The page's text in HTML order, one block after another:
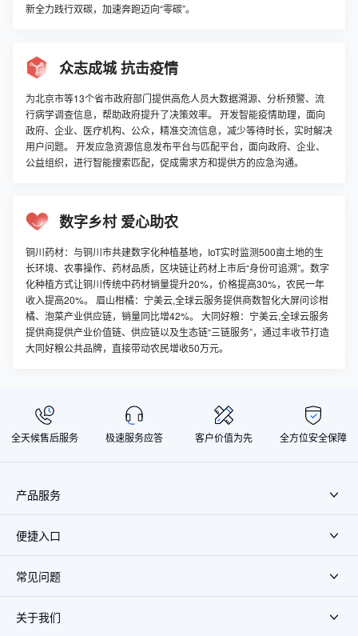
新全力践行双碳，加速奔跑迈向“零碳”。
众志成城 抗击疫情
为北京市等13个省市政府部门提供高危人员大数据溯源、分析预警、流
行病学调查信息，帮助政府提升了决策效率。 开发智能疫情助理，面向
政府、企业、医疗机构、公众，精准交流信息，减少等待时长，实时解决
用户问题。 开发应急资源信息发布平台与匹配平台，面向政府、企业、
公益组织，进行智能搜索匹配，促成需求方和提供方的应急沟通。
数字乡村 爱心助农
铜川药材：与铜川市共建数字化种植基地，IoT实时监测500亩土地的生
长环境、农事操作、药材品质，区块链让药材上市后“身份可追溯”。数字
化种植方式让铜川传统中药材销量提升20%，价格提高30%，农民一年
收入提高20%。 眉山柑橘：宁美云,全球云服务提供商数智化大屏问诊柑
橘、泡菜产业供应链，销量同比增42%。 大同好粮：宁美云,全球云服务
提供商提供产业价值链、供应链以及生态链“三链服务”，通过丰收节打造
大同好粮公共品牌，直接带动农民增收50万元。
全天候售后服务 极速服务应答 客户价值为先 全方位安全保障
产品服务
便捷入口
常见问题
关于我们